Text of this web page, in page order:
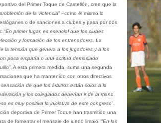
del Primer Toque de Castellón, cree que la
de la violencia” –como él mismo lo
o de sanciones a clubes y pasa por dos
“En primer lugar, es esencial que los clubes
y formación de los entrenadores. La
la tensión que genera a los jugadores y a los
poca empatía o una actitud demasiado
”. A esta primera medida, suma una segunda
que ha mantenido con otros directivos
de que los árbitros están solos a la
y los colegiados deberían ir de la mano
es muy positiva la iniciativa de este congreso”.
deportiva de Primer Toque han trasmitido una
de fomentar el mensaje de juego limpio. “En las